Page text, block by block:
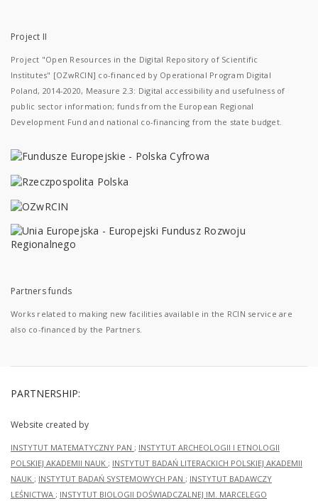
Project II
Project "Open Resources in the Digital Repository of Scientific
Institutes" [OZwRCIN] co-financed by Operational Program Digital
Poland, 2014-2020, Measure 2.3: Digital accessibility and usefulness of
public sector information; funds from the European Regional
Development Fund and national co-financing from the state budget.
Partners funds
Works related to making new facilities available in the RCIN service are
also co-financed by the Partners.
PARTNERSHIP:
Website created by
INSTYTUT MATEMATYCZNY PAN ; INSTYTUT ARCHEOLOGII I ETNOLOGII
POLSKIEJ AKADEMII NAUK ; INSTYTUT BADAŃ LITERACKICH POLSKIEJ AKADEMII
NAUK ; INSTYTUT BADAŃ SYSTEMOWYCH PAN ; INSTYTUT BADAWCZY
LEŚNICTWA ; INSTYTUT BIOLOGII DOŚWIADCZALNEJ IM. MARCELEGO